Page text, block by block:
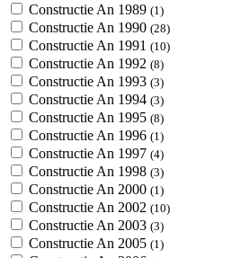
Constructie An 1989 (1)
Constructie An 1990 (28)
Constructie An 1991 (10)
Constructie An 1992 (8)
Constructie An 1993 (3)
Constructie An 1994 (3)
Constructie An 1995 (8)
Constructie An 1996 (1)
Constructie An 1997 (4)
Constructie An 1998 (3)
Constructie An 2000 (1)
Constructie An 2002 (10)
Constructie An 2003 (3)
Constructie An 2005 (1)